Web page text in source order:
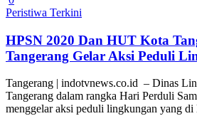
Peristiwa Terkini
HPSN 2020 Dan HUT Kota
Tangerang Gelar Aksi Peduli
Tangerang | indotvnews.co.id – Dinas
Tangerang dalam rangka Hari Perduli
menggelar aksi peduli lingkungan yang